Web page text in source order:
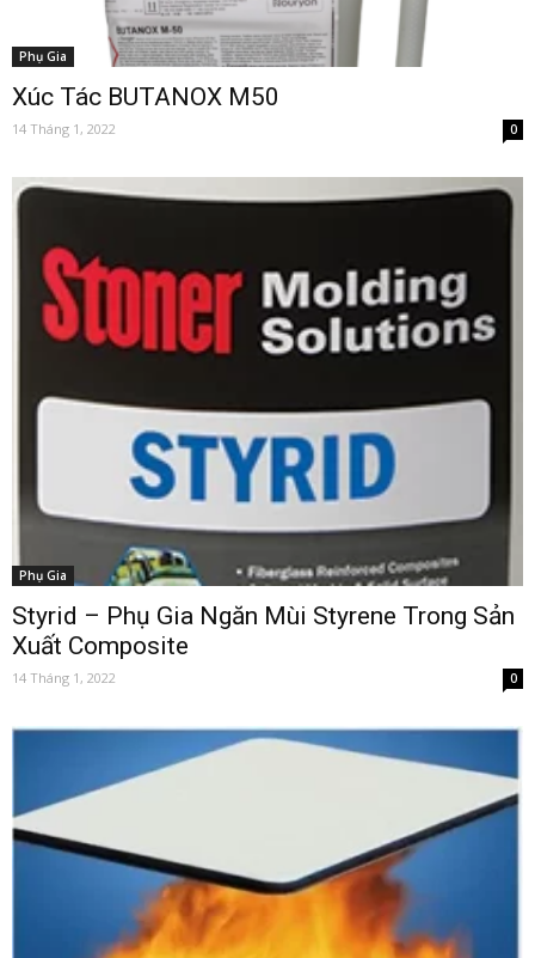
Phụ Gia
Xúc Tác BUTANOX M50
14 Tháng 1, 2022 0
Phụ Gia
Styrid – Phụ Gia Ngăn Mùi Styrene Trong Sản
Xuất Composite
14 Tháng 1, 2022 0